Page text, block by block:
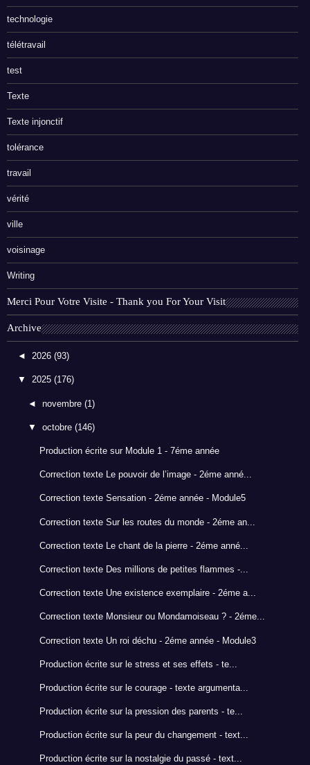
technologie
télétravail
test
Texte
Texte injonctif
tolérance
travail
vérité
ville
voisinage
Writing
Merci Pour Votre Visite - Thank you For Your Visit
Archive
◄ 2026 (93)
▼ 2025 (176)
◄novembre(1)
▼octobre(146)
Production écrite sur Module 1 - 7éme année
Correction texte Le pouvoir de l’image - 2éme anné...
Correction texte Sensation - 2éme année - Module5
Correction texte Sur les routes du monde - 2éme an...
Correction texte Le chant de la pierre - 2éme anné...
Correction texte Des millions de petites flammes -...
Correction texte Une existence exemplaire - 2éme a...
Correction texte Monsieur ou Mondamoiseau ? - 2éme...
Correction texte Un roi déchu - 2éme année - Module3
Production écrite sur le stress et ses effets - te...
Production écrite sur le courage - texte argumenta...
Production écrite sur la pression des parents - te...
Production écrite sur la peur du changement - text...
Production écrite sur la nostalgie du passé - text...